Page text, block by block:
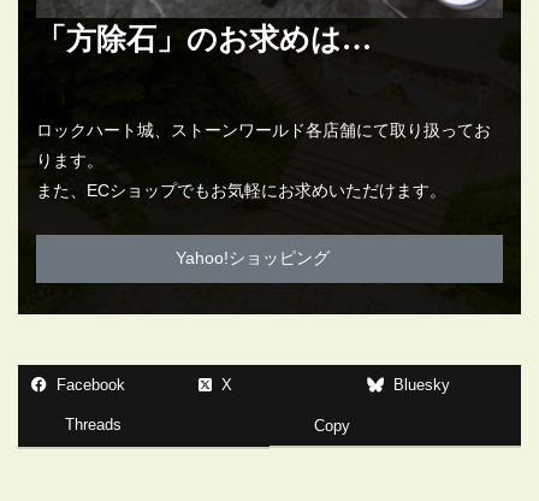
「方除石」のお求めは…
ロックハート城、ストーンワールド各店舗にて取り扱ってお
ります。
また、ECショップでもお気軽にお求めいただけます。
Yahoo!ショッピング
Facebook X Bluesky
Threads Copy